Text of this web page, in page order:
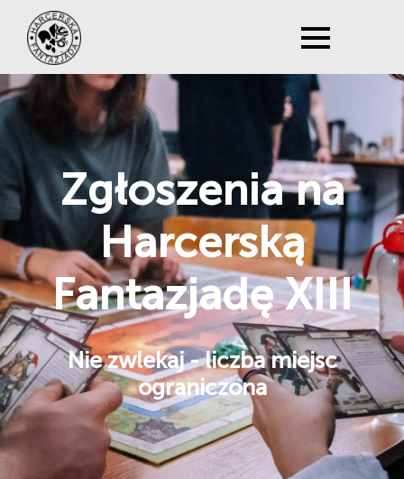
Dokumenty
Organizatorzy
Zgłoszenia na
Harcerską
Fantazjadę XIII
Nie zwlekaj - liczba miejsc
ograniczona